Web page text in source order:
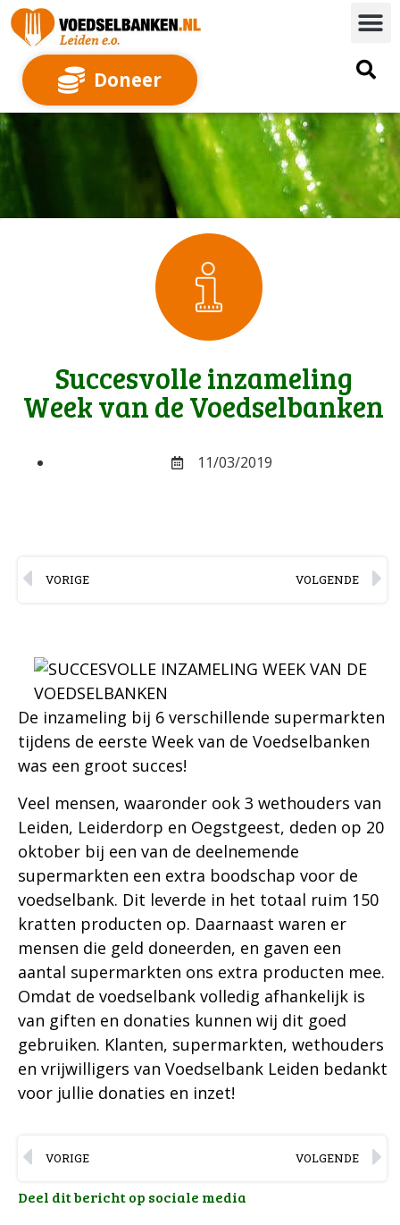
Doneer
Succesvolle inzameling
Week van de Voedselbanken
11/03/2019
VORIGE VOLGENDE
De inzameling bij 6 verschillende supermarkten
tijdens de eerste Week van de Voedselbanken
was een groot succes!
Veel mensen, waaronder ook 3 wethouders van
Leiden, Leiderdorp en Oegstgeest, deden op 20
oktober bij een van de deelnemende
supermarkten een extra boodschap voor de
voedselbank. Dit leverde in het totaal ruim 150
kratten producten op. Daarnaast waren er
mensen die geld doneerden, en gaven een
aantal supermarkten ons extra producten mee.
Omdat de voedselbank volledig afhankelijk is
van giften en donaties kunnen wij dit goed
gebruiken. Klanten, supermarkten, wethouders
en vrijwilligers van Voedselbank Leiden bedankt
voor jullie donaties en inzet!
VORIGE VOLGENDE
Deel dit bericht op sociale media